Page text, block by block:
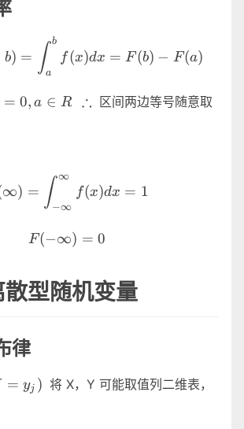
b) = ∫a
b
f(x)dx = F(b) − F(a)
= 0, a ∈ R \therefore
∴ 区间两边等号随意取
∞) = ∫−∞
∞
f(x)dx = 1
F(-\infty)=0
F(−∞) = 0
型随机变量
律
= yj ) 将 X，Y 可能取值列二维表，